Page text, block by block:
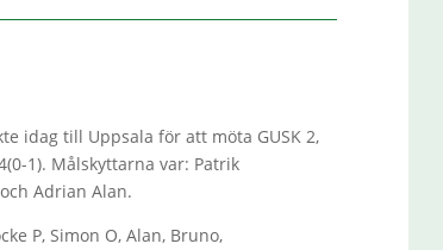
idag till Uppsala för att möta GUSK 2,
1). Målskyttarna var: Patrik
Adrian Alan.
P, Simon O, Alan, Bruno,